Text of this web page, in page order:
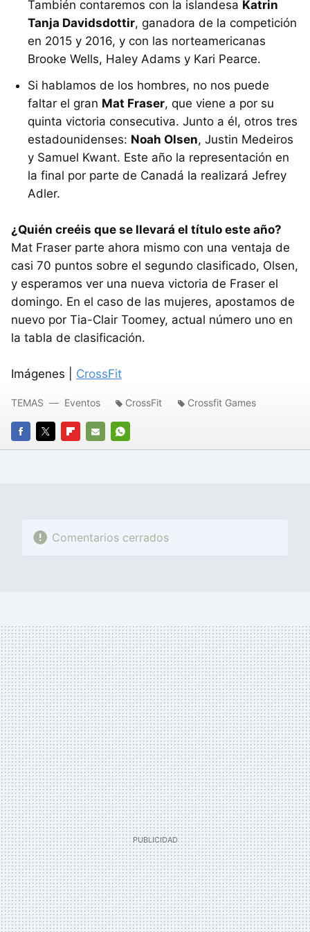
También contaremos con la islandesa Katrin
Tanja Davidsdottir, ganadora de la competición
en 2015 y 2016, y con las norteamericanas
Brooke Wells, Haley Adams y Kari Pearce.
Si hablamos de los hombres, no nos puede
faltar el gran Mat Fraser, que viene a por su
quinta victoria consecutiva. Junto a él, otros tres
estadounidenses: Noah Olsen, Justin Medeiros
y Samuel Kwant. Este año la representación en
la final por parte de Canadá la realizará Jefrey
Adler.
¿Quién creéis que se llevará el título este año?
Mat Fraser parte ahora mismo con una ventaja de
casi 70 puntos sobre el segundo clasificado, Olsen,
y esperamos ver una nueva victoria de Fraser el
domingo. En el caso de las mujeres, apostamos de
nuevo por Tia-Clair Toomey, actual número uno en
la tabla de clasificación.
Imágenes | CrossFit
FACEBOOK
TWITTERFLIPBOARD
E-
WHATSAPP
TEMAS Eventos CrossFit Crossfit Games
Comentarios cerrados